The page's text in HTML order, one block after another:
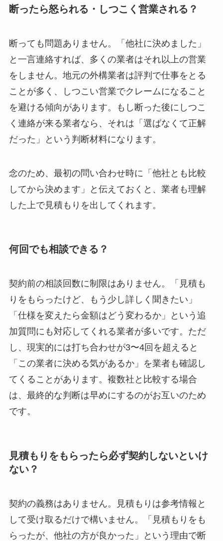
断ったら怒られる・しつこく営業される？
断っても問題ありません。「他社に決めました」
と一言連絡すれば、多くの業者はそれ以上の営業
をしません。地元の外構業者は評判で仕事をとる
ことが多く、しつこい営業でクレームになること
を避ける傾向があります。もし断った後にしつこ
く連絡が来る業者なら、それは「選ばなくて正解
だった」という判断材料になります。
念のため、最初の問い合わせ時に「他社とも比較
してから決めます」と伝えておくと、業者も理解
した上で見積もりを出してくれます。
何回でも相談できる？
契約前の相談回数に制限はありません。「見積も
りをもらったけど、もう少し詳しく聞きたい」
「仕様を変えたら金額はどう変わるか」という追
加質問にも対応してくれる業者が多いです。ただ
し、現実的には打ち合わせが3〜4回を超えると
「この業者に決める気があるか」を業者も確認し
てくることがあります。複数社と比較する場合
は、最終的な判断は早めにするのがお互いのため
です。
見積もりをもらったら必ず契約しないといけ
ない？
契約の義務はありません。見積もりは参考情報と
して受け取るだけで構いません。「見積もりをも
らったが、他社の方が良かった」という理由で断